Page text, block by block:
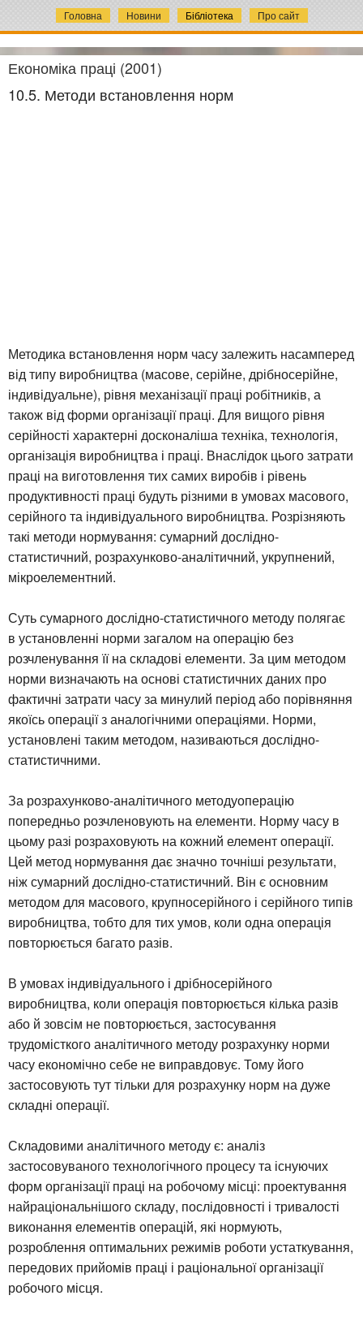
Головна Новини Бібліотека Про сайт
Економіка праці (2001)
10.5. Методи встановлення норм
Методика встановлення норм часу залежить насамперед
від типу виробництва (масове, серійне, дрібносерійне,
індивідуальне), рівня механізації праці робітників, а
також від форми організації праці. Для вищого рівня
серійності характерні досконаліша техніка, технологія,
організація виробництва і праці. Внаслідок цього затрати
праці на виготовлення тих самих виробів і рівень
продуктивності праці будуть різними в умовах масового,
серійного та індивідуального виробництва. Розрізняють
такі методи нормування: сумарний дослідно-
статистичний, розрахунково-аналітичний, укрупнений,
мікроелементний.
Суть сумарного дослідно-статистичного методу полягає
в установленні норми загалом на операцію без
розчленування її на складові елементи. За цим методом
норми визначають на основі статистичних даних про
фактичні затрати часу за минулий період або порівняння
якоїсь операції з аналогічними операціями. Норми,
установлені таким методом, називаються дослідно-
статистичними.
За розрахунково-аналітичного методуоперацію
попередньо розчленовують на елементи. Норму часу в
цьому разі розраховують на кожний елемент операції.
Цей метод нормування дає значно точніші результати,
ніж сумарний дослідно-статистичний. Він є основним
методом для масового, крупносерійного і серійного типів
виробництва, тобто для тих умов, коли одна операція
повторюється багато разів.
В умовах індивідуального і дрібносерійного
виробництва, коли операція повторюється кілька разів
або й зовсім не повторюється, застосування
трудомісткого аналітичного методу розрахунку норми
часу економічно себе не виправдовує. Тому його
застосовують тут тільки для розрахунку норм на дуже
складні операції.
Складовими аналітичного методу є: аналіз
застосовуваного технологічного процесу та існуючих
форм організації праці на робочому місці: проектування
найраціональнішого складу, послідовності і тривалості
виконання елементів операцій, які нормують,
розроблення оптимальних режимів роботи устаткування,
передових прийомів праці і раціональної організації
робочого місця.